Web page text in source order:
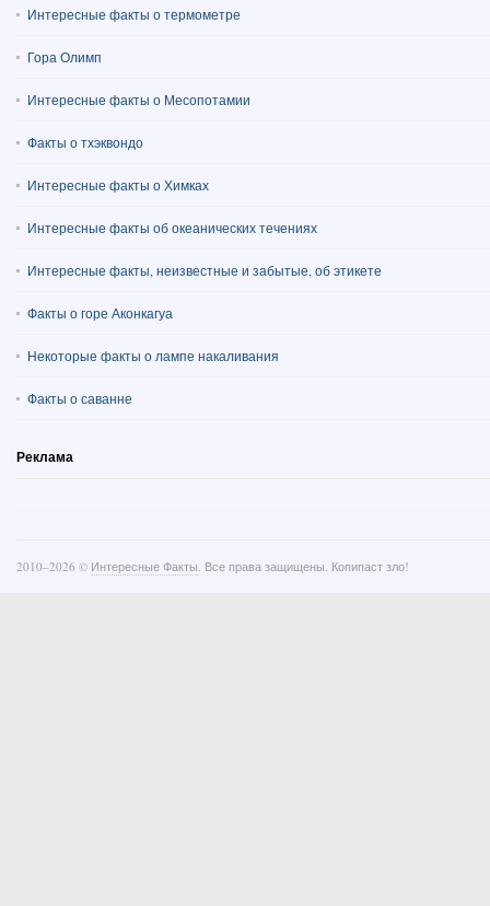
Интересные факты о термометре
Гора Олимп
Интересные факты о Месопотамии
Факты о тхэквондо
Интересные факты о Химках
Интересные факты об океанических течениях
Интересные факты, неизвестные и забытые, об этикете
Факты о горе Аконкагуа
Некоторые факты о лампе накаливания
Факты о саванне
Реклама
2010–2026 © Интересные Факты. Все права защищены. Копипаст зло!